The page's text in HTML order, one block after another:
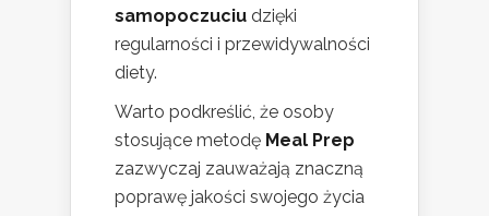
samopoczuciu dzięki
regularności i przewidywalności
diety.
Warto podkreślić, że osoby
stosujące metodę Meal Prep
zazwyczaj zauważają znaczną
poprawę jakości swojego życia